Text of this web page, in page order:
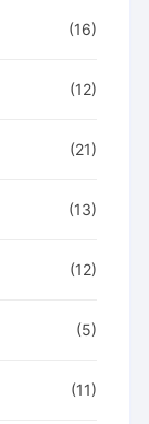
(16)
(12)
(21)
(13)
(12)
(5)
(11)